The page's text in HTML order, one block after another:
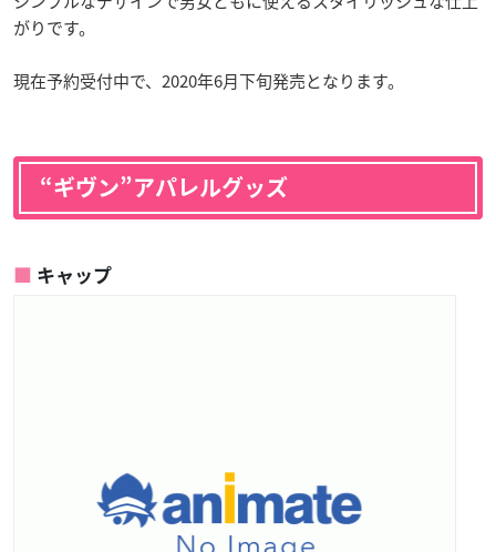
がりです。
現在予約受付中で、2020年6月下旬発売となります。
“ギヴン”アパレルグッズ
キャップ